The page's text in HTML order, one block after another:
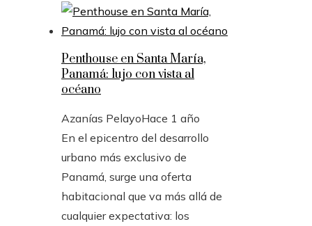
Penthouse en Santa María,
Panamá: lujo con vista al
océano
Azanías PelayoHace 1 año
En el epicentro del desarrollo
urbano más exclusivo de
Panamá, surge una oferta
habitacional que va más allá de
cualquier expectativa: los